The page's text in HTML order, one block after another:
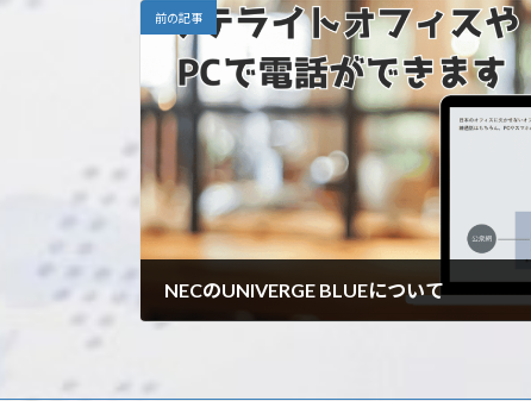
前の記事
NECのUNIVERGE BLUEについて